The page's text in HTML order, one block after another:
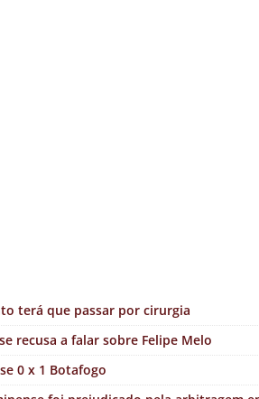
terá que passar por cirurgia
recusa a falar sobre Felipe Melo
0 x 1 Botafogo